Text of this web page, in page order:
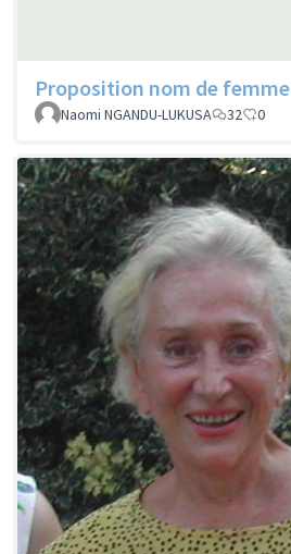
Proposition nom de femme
Naomi NGANDU-LUKUSA 32 0